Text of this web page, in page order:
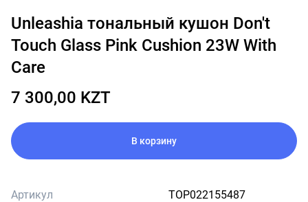
Unleashia тональный кушон Don't
Touch Glass Pink Cushion 23W With
Care
7 300,00 KZT
В корзину
Артикул
TOP022155487